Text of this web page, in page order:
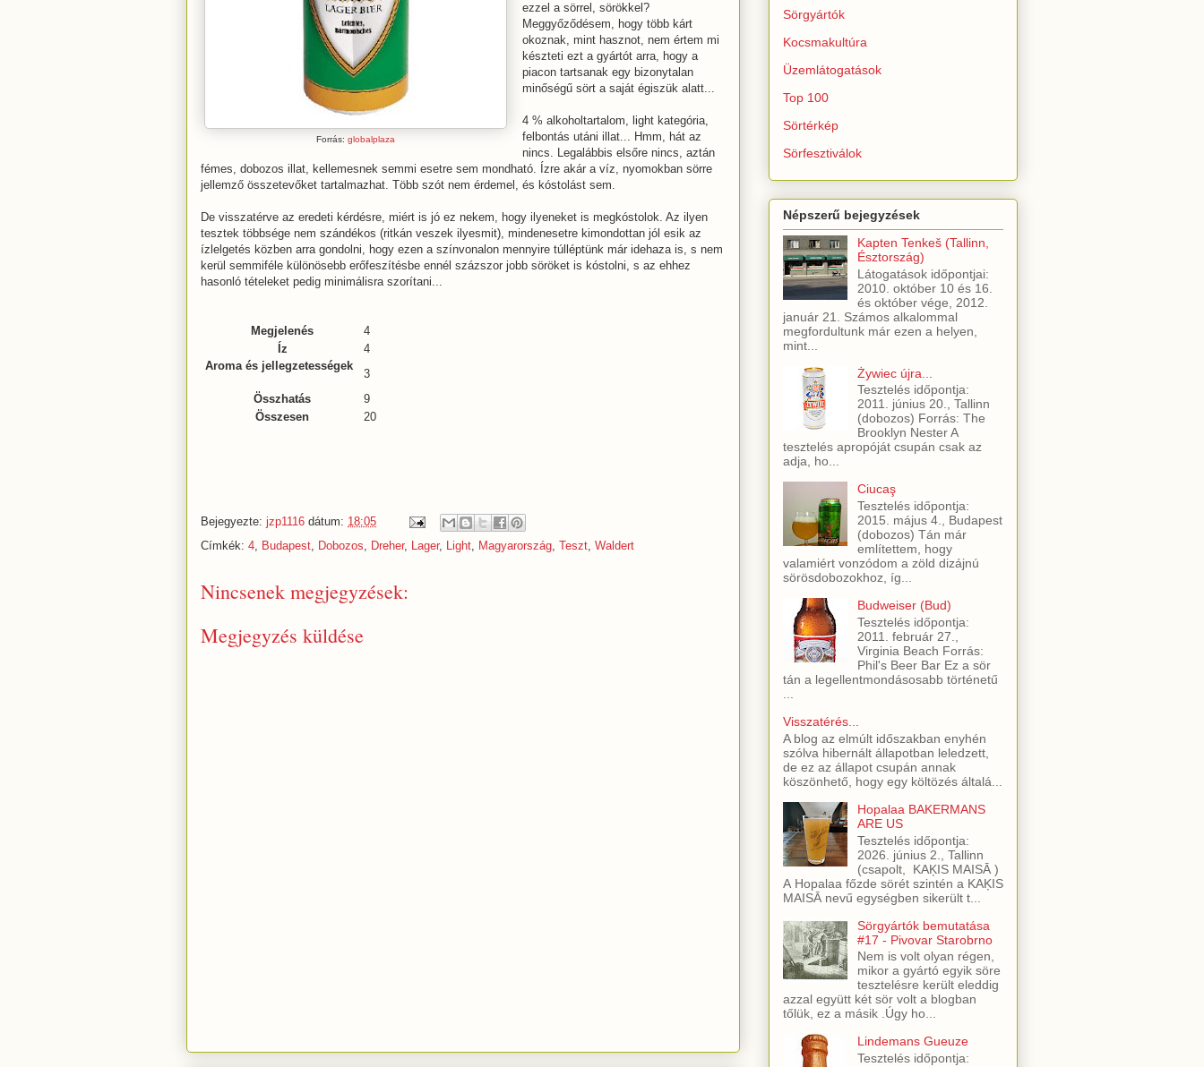
Forrás: globalplaza
ezzel a sörrel, sörökkel?
Meggyőződésem, hogy több kárt
okoznak, mint hasznot, nem értem mi
készteti ezt a gyártót arra, hogy a
piacon tartsanak egy bizonytalan
minőségű sört a saját égiszük alatt...
4 % alkoholtartalom, light kategória,
felbontás utáni illat... Hmm, hát az
nincs. Legalábbis elsőre nincs, aztán
fémes, dobozos illat, kellemesnek semmi esetre sem mondható. Ízre akár a víz, nyomokban sörre
jellemző összetevőket tartalmazhat. Több szót nem érdemel, és kóstolást sem.
De visszatérve az eredeti kérdésre, miért is jó ez nekem, hogy ilyeneket is megkóstolok. Az ilyen
tesztek többsége nem szándékos (ritkán veszek ilyesmit), mindenesetre kimondottan jól esik az
ízlelgetés közben arra gondolni, hogy ezen a színvonalon mennyire túlléptünk már idehaza is, s nem
kerül semmiféle különösebb erőfeszítésbe ennél százszor jobb söröket is kóstolni, s az ehhez
hasonló tételeket pedig minimálisra szorítani...
Megjelenés
4
Íz
4
Aroma és jellegzetességek
3
Összhatás
9
Összesen
20
Bejegyezte: jzp1116 dátum: 18:05
Címkék: 4, Budapest, Dobozos, Dreher, Lager, Light, Magyarország, Teszt, Waldert
Nincsenek megjegyzések:
Megjegyzés küldése
Sörgyártók
Kocsmakultúra
Üzemlátogatások
Top 100
Sörtérkép
Sörfesztiválok
Népszerű bejegyzések
Kapten Tenkeš (Tallinn,
Észtország)
Látogatások időpontjai:
2010. október 10 és 16.
és október vége, 2012.
január 21. Számos alkalommal
megfordultunk már ezen a helyen,
mint...
Żywiec újra...
Tesztelés időpontja:
2011. június 20., Tallinn
(dobozos) Forrás: The
Brooklyn Nester A
tesztelés apropóját csupán csak az
adja, ho...
Ciucaş
Tesztelés időpontja:
2015. május 4., Budapest
(dobozos) Tán már
említettem, hogy
valamiért vonzódom a zöld dizájnú
sörösdobozokhoz, íg...
Budweiser (Bud)
Tesztelés időpontja:
2011. február 27.,
Virginia Beach Forrás:
Phil's Beer Bar Ez a sör
tán a legellentmondásosabb történetű
Visszatérés...
A blog az elmúlt időszakban enyhén
szólva hibernált állapotban leledzett,
de ez az állapot csupán annak
köszönhető, hogy egy költözés általá...
Hopalaa BAKERMANS
ARE US
Tesztelés időpontja:
2026. június 2., Tallinn
(csapolt, KAĶIS MAISĀ )
A Hopalaa főzde sörét szintén a KAĶIS
MAISĀ nevű egységben sikerült t...
Sörgyártók bemutatása
#17 - Pivovar Starobrno
Nem is volt olyan régen,
mikor a gyártó egyik söre
tesztelésre került eleddig
azzal együtt két sör volt a blogban
tőlük, ez a másik .Úgy ho...
Lindemans Gueuze
Tesztelés időpontja: